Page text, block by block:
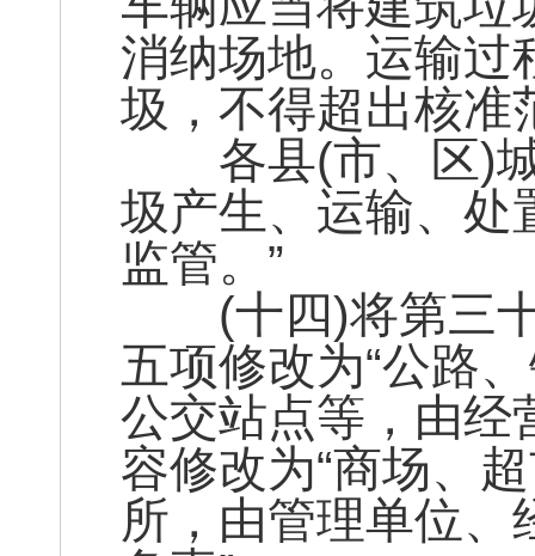
消纳场地。运输过
圾，不得超出核准
各县(市、区)城
圾产生、运输、处
监管。”
(十四)将第三十
五项修改为“公路
公交站点等，由经
容修改为“商场、
所，由管理单位、